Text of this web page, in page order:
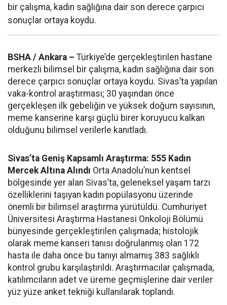
bir çalışma, kadın sağlığına dair son derece çarpıcı
sonuçlar ortaya koydu.
BSHA / Ankara – Türkiye’de gerçekleştirilen hastane
merkezli bilimsel bir çalışma, kadın sağlığına dair son
derece çarpıcı sonuçlar ortaya koydu. Sivas’ta yapılan
vaka-kontrol araştırması; 30 yaşından önce
gerçekleşen ilk gebeliğin ve yüksek doğum sayısının,
meme kanserine karşı güçlü birer koruyucu kalkan
olduğunu bilimsel verilerle kanıtladı.
Sivas’ta Geniş Kapsamlı Araştırma: 555 Kadın
Mercek Altına Alındı Orta Anadolu’nun kentsel
bölgesinde yer alan Sivas’ta, geleneksel yaşam tarzı
özelliklerini taşıyan kadın popülasyonu üzerinde
önemli bir bilimsel araştırma yürütüldü. Cumhuriyet
Üniversitesi Araştırma Hastanesi Onkoloji Bölümü
bünyesinde gerçekleştirilen çalışmada; histolojik
olarak meme kanseri tanısı doğrulanmış olan 172
hasta ile daha önce bu tanıyı almamış 383 sağlıklı
kontrol grubu karşılaştırıldı. Araştırmacılar çalışmada,
katılımcıların adet ve üreme geçmişlerine dair veriler
yüz yüze anket tekniği kullanılarak toplandı.